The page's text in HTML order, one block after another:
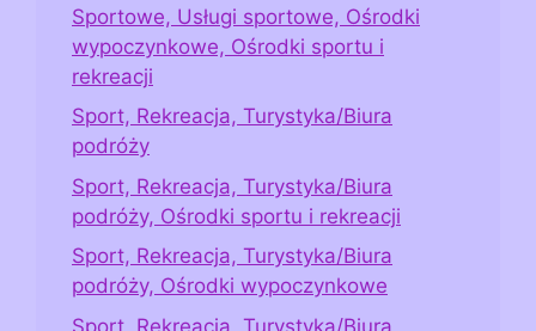
Sportowe, Usługi sportowe, Ośrodki
wypoczynkowe, Ośrodki sportu i
rekreacji
Sport, Rekreacja, Turystyka/Biura
podróży
Sport, Rekreacja, Turystyka/Biura
podróży, Ośrodki sportu i rekreacji
Sport, Rekreacja, Turystyka/Biura
podróży, Ośrodki wypoczynkowe
Sport, Rekreacja, Turystyka/Biura